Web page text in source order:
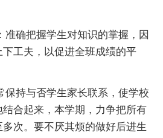
准确把握学生对知识的掌握，因
工夫，以促进全班成绩的平
保持与否学生家长联系，使学校
合起来，本学期，力争把所有
次。要不厌其烦的做好后进生